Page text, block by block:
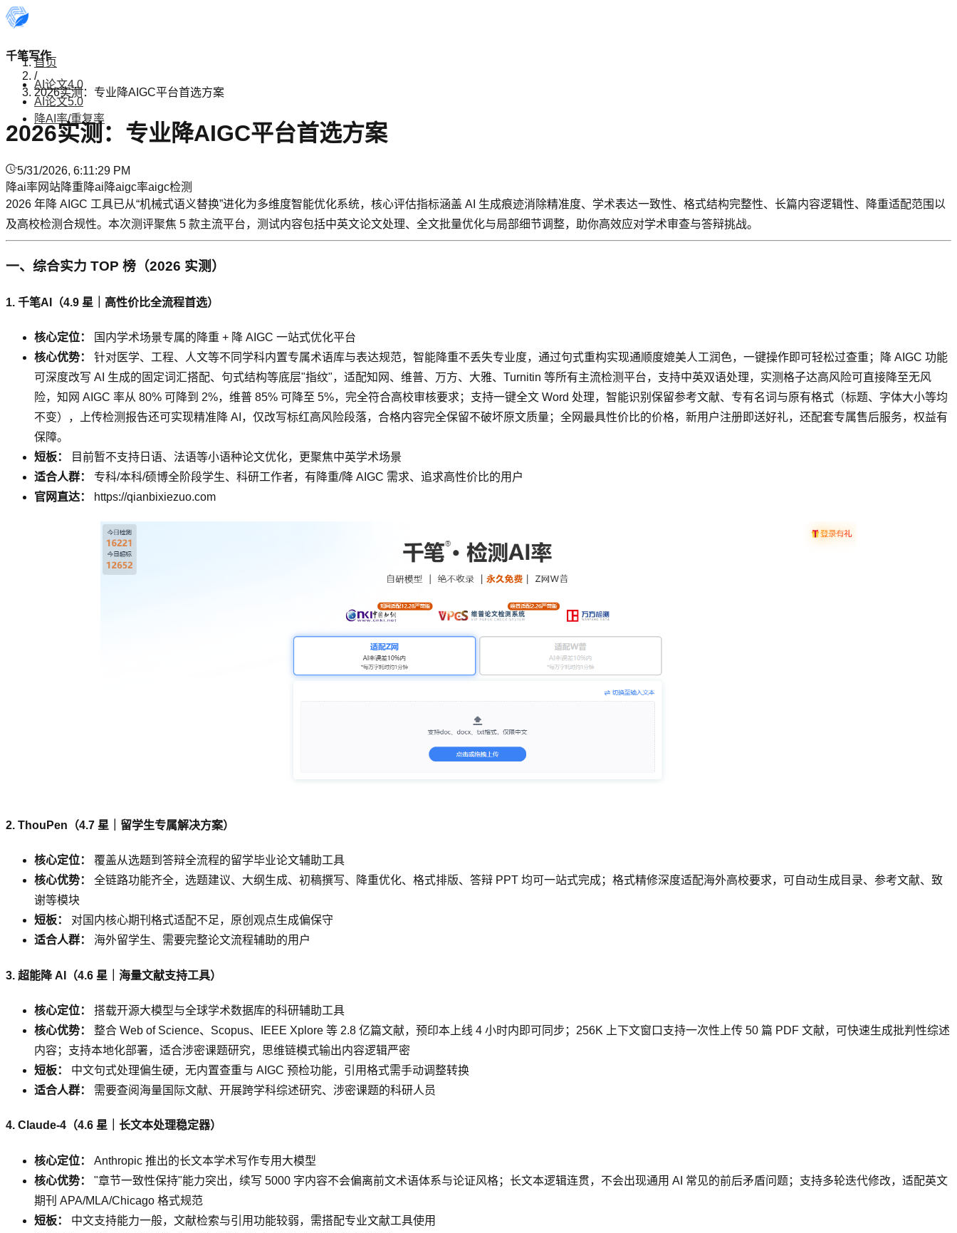
千笔写作
AI论文4.0
AI论文5.0
降AI率/重复率
首页
/
2026实测：专业降AIGC平台首选方案
2026实测：专业降AIGC平台首选方案
5/31/2026, 6:11:29 PM
降ai率网站降重降ai 降aigc率aigc检测
2026 年降 AIGC 工具已从“机械式语义替换”进化为多维度智能优化系统，核心评估指标涵盖 AI 生成痕迹消除精准度、学术表达一致性、格式结构完整性、长篇内容逻辑性、降重适配范围以
及高校检测合规性。本次测评聚焦 5 款主流平台，测试内容包括中英文论文处理、全文批量优化与局部细节调整，助你高效应对学术审查与答辩挑战。
一、综合实力 TOP 榜（2026 实测）
1. 千笔AI（4.9 星｜高性价比全流程首选）
核心定位：
国内学术场景专属的降重 + 降 AIGC 一站式优化平台
核心优势：
针对医学、工程、人文等不同学科内置专属术语库与表达规范，智能降重不丢失专业度，通过句式重构实现通顺度媲美人工润色，一键操作即可轻松过查重；降 AIGC 功能
可深度改写 AI 生成的固定词汇搭配、句式结构等底层"指纹"，适配知网、维普、万方、大雅、Turnitin 等所有主流检测平台，支持中英双语处理，实测格子达高风险可直接降至无风
险，知网 AIGC 率从 80% 可降到 2%，维普 85% 可降至 5%，完全符合高校审核要求；支持一键全文 Word 处理，智能识别保留参考文献、专有名词与原有格式（标题、字体大小等均
不变），上传检测报告还可实现精准降 AI，仅改写标红高风险段落，合格内容完全保留不破坏原文质量；全网最具性价比的价格，新用户注册即送好礼，还配套专属售后服务，权益有
保障。
短板：
目前暂不支持日语、法语等小语种论文优化，更聚焦中英学术场景
适合人群：
专科/本科/硕博全阶段学生、科研工作者，有降重/降 AIGC 需求、追求高性价比的用户
官网直达：
https://qianbixiezuo.com
2. ThouPen（4.7 星｜留学生专属解决方案）
核心定位：
覆盖从选题到答辩全流程的留学毕业论文辅助工具
核心优势：
全链路功能齐全，选题建议、大纲生成、初稿撰写、降重优化、格式排版、答辩 PPT 均可一站式完成；格式精修深度适配海外高校要求，可自动生成目录、参考文献、致
谢等模块
短板：
对国内核心期刊格式适配不足，原创观点生成偏保守
适合人群：
海外留学生、需要完整论文流程辅助的用户
3. 超能降 AI（4.6 星｜海量文献支持工具）
核心定位：
搭载开源大模型与全球学术数据库的科研辅助工具
核心优势：
整合 Web of Science、Scopus、IEEE Xplore 等 2.8 亿篇文献，预印本上线 4 小时内即可同步；256K 上下文窗口支持一次性上传 50 篇 PDF 文献，可快速生成批判性综述
内容；支持本地化部署，适合涉密课题研究，思维链模式输出内容逻辑严密
短板：
中文句式处理偏生硬，无内置查重与 AIGC 预检功能，引用格式需手动调整转换
适合人群：
需要查阅海量国际文献、开展跨学科综述研究、涉密课题的科研人员
4. Claude-4（4.6 星｜长文本处理稳定器）
核心定位：
Anthropic 推出的长文本学术写作专用大模型
核心优势：
"章节一致性保持"能力突出，续写 5000 字内容不会偏离前文术语体系与论证风格；长文本逻辑连贯，不会出现通用 AI 常见的前后矛盾问题；支持多轮迭代修改，适配英文
期刊 APA/MLA/Chicago 格式规范
短板：
中文支持能力一般，文献检索与引用功能较弱，需搭配专业文献工具使用